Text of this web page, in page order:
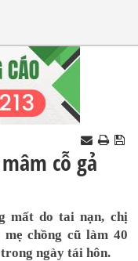
cỗ gả
mất do tai nạn, chị
chồng cũ làm 40
ngày tái hôn.